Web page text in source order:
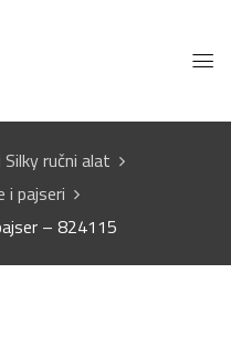
ručni alat
i pajseri
– 824115